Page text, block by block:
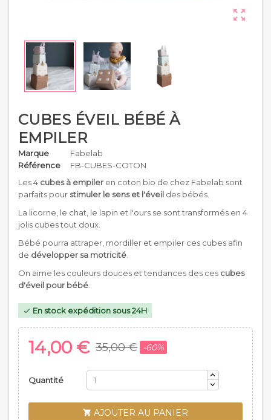

CUBES ÉVEIL BÉBÉ À
EMPILER
Marque
Fabelab
Référence
FB-CUBES-COTON
Les 4 cubes à empiler en coton bio de chez Fabelab sont
parfaits pour stimuler le sens et l'éveil des bébés.
La licorne, le chat, le lapin et l'ours se sont transformés en 4
jolis cubes tout doux.
Bébé pourra attraper, mordiller et empiler ces cubes afin
de développer sa motricité
On aime les couleurs douces et tendances des ces cubes
d'éveil pour bébé
 En stock expédition sous 24H
14,00 € 35,00 € -60%
Quantité
 AJOUTER AU PANIER